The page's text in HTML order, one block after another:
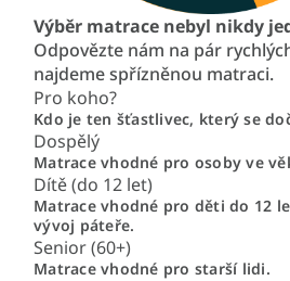
Výběr matrace nebyl nikdy
Odpovězte nám na pár
najdeme spřízněnou matraci.
Pro koho?
Kdo je ten šťastlivec, který se
Dospělý
Matrace vhodné pro osoby ve
Dítě (do 12 let)
Matrace vhodné pro děti do 12
vývoj páteře.
Senior (60+)
Matrace vhodné pro starší lidi.